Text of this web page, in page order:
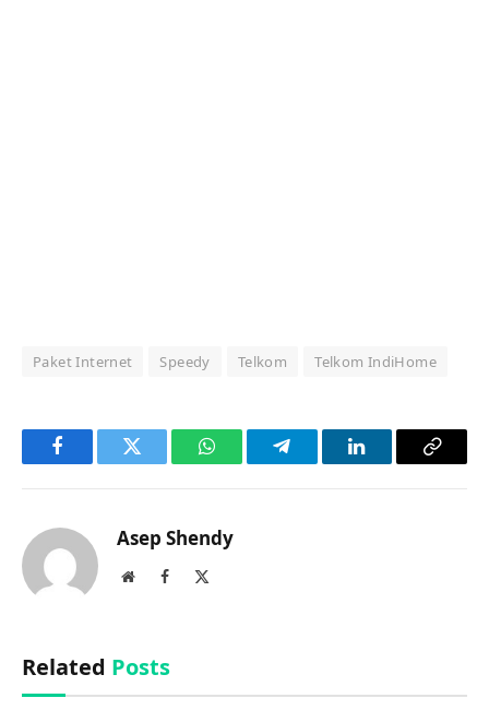
Paket Internet Speedy Telkom Telkom IndiHome
FacebookTwitter WhatsAppTelegramLinkedInCopy
Asep Shendy
WebsiteFacebook
Related Posts